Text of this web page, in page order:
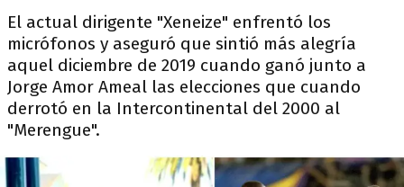
El actual dirigente "Xeneize" enfrentó los
micrófonos y aseguró que sintió más alegría
aquel diciembre de 2019 cuando ganó junto a
Jorge Amor Ameal las elecciones que cuando
derrotó en la Intercontinental del 2000 al
"Merengue".